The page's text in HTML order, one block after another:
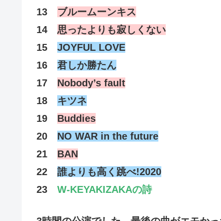
13 ブルームーンキス
14 思ったよりも寂しくない
15 JOYFUL LOVE
16 君しか勝たん
17 Nobody’s fault
18 キツネ
19 Buddies
20 NO WAR in the future
21 BAN
22 誰よりも高く跳べ!2020
23 W-KEYAKIZAKAの詩